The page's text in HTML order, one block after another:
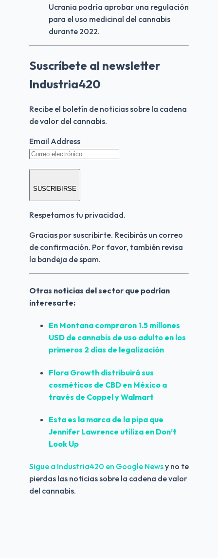
Ucrania podría aprobar una regulación
para el uso medicinal del cannabis
durante 2022.
Suscríbete al newsletter
Industria420
Recibe el boletín de noticias sobre la cadena
de valor del cannabis.
Email Address
SUSCRIBIRSE
Respetamos tu privacidad.
Gracias por suscribirte. Recibirás un correo
de confirmación. Por favor, también revisa
la bandeja de spam.
Otras noticias del sector que podrían
interesarte:
En Montana compraron 1.5 millones
USD de cannabis de uso adulto en los
primeros 2 días de legalización
Flora Growth distribuirá sus
cosméticos de CBD en México a
través de Coppel y Walmart
Esta es la marca de la pipa que
Jennifer Lawrence utiliza en Don’t
Look Up
Sigue a Industria420 en Google News y no te
pierdas las noticias sobre la cadena de valor
del cannabis.